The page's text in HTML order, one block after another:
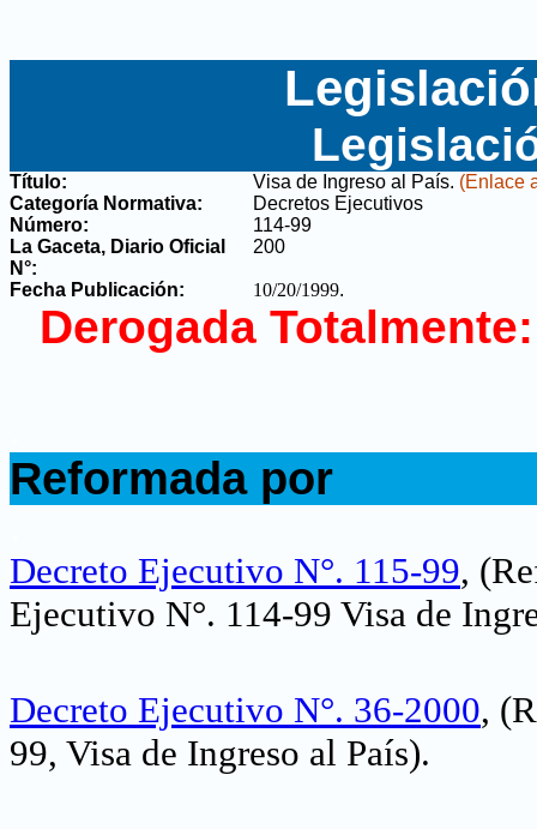
Título: Visa de Ingreso al País. (Enlace
Categoría Normativa:
Decretos Ejecutivos
Número:
114-99
La Gaceta, Diario Oficial
N°:
200
Fecha Publicación: 10/20/1999.
Derogada Totalmente:
Reformada por
Decreto Ejecutivo N°. 115-99,
Ejecutivo N°. 114-99 Visa de
Decreto Ejecutivo N°. 36-2000,
99, Visa de Ingreso al País).